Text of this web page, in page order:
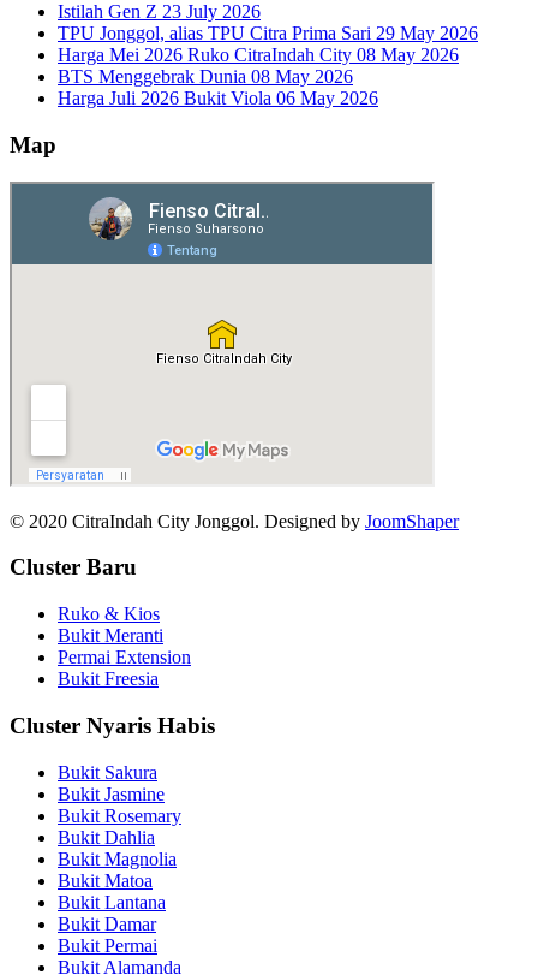
Istilah Gen Z 23 July 2026
TPU Jonggol, alias TPU Citra Prima Sari 29 May 2026
Harga Mei 2026 Ruko CitraIndah City 08 May 2026
BTS Menggebrak Dunia 08 May 2026
Harga Juli 2026 Bukit Viola 06 May 2026
Map
© 2020 CitraIndah City Jonggol. Designed by JoomShaper
Cluster Baru
Ruko & Kios
Bukit Meranti
Permai Extension
Bukit Freesia
Cluster Nyaris Habis
Bukit Sakura
Bukit Jasmine
Bukit Rosemary
Bukit Dahlia
Bukit Magnolia
Bukit Matoa
Bukit Lantana
Bukit Damar
Bukit Permai
Bukit Alamanda